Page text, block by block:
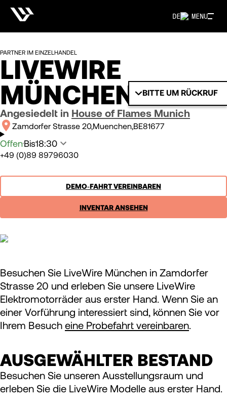
MENU
DE
BITTE UM RÜCKRUF
PARTNER IM EINZELHANDEL
LIVEWIRE
MÜNCHEN
Angesiedelt in House of Flames Munich
Zamdorfer Strasse 20 Muenchen BE81677
OffenBis18:30
+49 (0)89 89796030
DEMO‑FAHRT VEREINBAREN
INVENTAR ANSEHEN
Besuchen Sie LiveWire München in Zamdorfer
Strasse 20 und erleben Sie unsere LiveWire
Elektromotorräder aus erster Hand. Wenn Sie an
einer Vorführung interessiert sind, können Sie vor
Ihrem Besuch eine Probefahrt vereinbaren
AUSGEWÄHLTER BESTAND
Besuchen Sie unseren Ausstellungsraum und
erleben Sie die LiveWire Modelle aus erster Hand.